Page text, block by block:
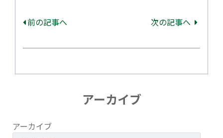
前の記事へ 次の記事へ
アーカイブ
アーカイブ